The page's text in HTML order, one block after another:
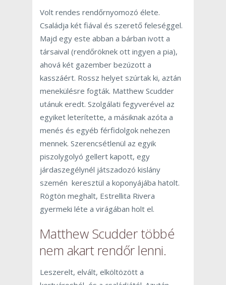
Volt rendes rendőrnyomozó élete.
Családja két fiával és szerető feleséggel.
Majd egy este abban a bárban ivott a
társaival (rendőröknek ott ingyen a pia),
ahová két gazember bezúzott a
kasszáért. Rossz helyet szúrtak ki, aztán
menekülésre fogták. Matthew Scudder
utánuk eredt. Szolgálati fegyverével az
egyiket leterítette, a másiknak azóta a
menés és egyéb férfidolgok nehezen
mennek. Szerencsétlenül az egyik
piszolygolyó gellert kapott, egy
járdaszegélynél játszadozó kislány
szemén keresztül a koponyájába hatolt.
Rögtön meghalt, Estrellita Rivera
gyermeki léte a virágában holt el.
Matthew Scudder többé
nem akart rendőr lenni.
Leszerelt, elvált, elköltözött a